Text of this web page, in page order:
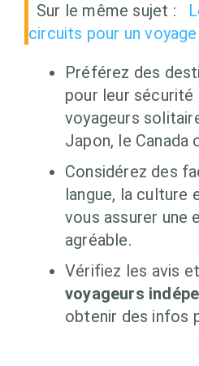
Sur le même sujet :
circuits pour un
Préférez des
pour leur
voyageurs
Japon, le Canada
Considérez des
langue, la culture
vous assurer une
agréable.
Vérifiez les avis
voyageurs
obtenir des infos